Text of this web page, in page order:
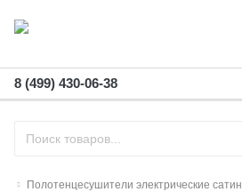
8 (499) 430-06-38
Полотенцесушители электрические сатин